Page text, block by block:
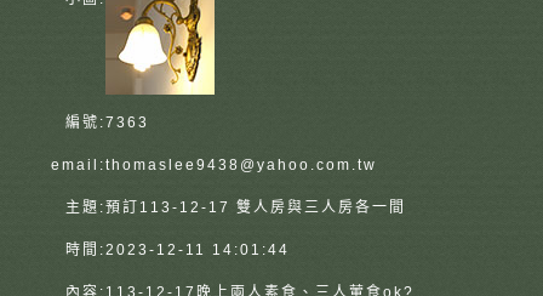
編號:7363
email:thomaslee9438@yahoo.com.tw
主題:預訂113-12-17 雙人房與三人房各一間
時間:2023-12-11 14:01:44
內容: 113-12-17晚上兩人素食、三人葷食ok?